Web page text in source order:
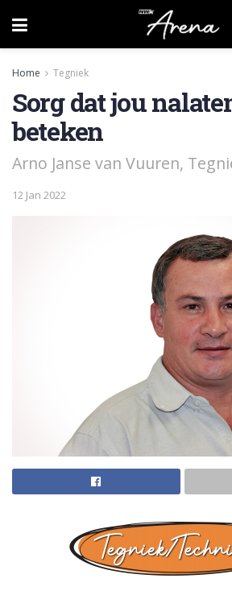
Home Tegniek
Sorg dat jou
beteken
Arno Janse van Vuuren,
12 Jan 2022